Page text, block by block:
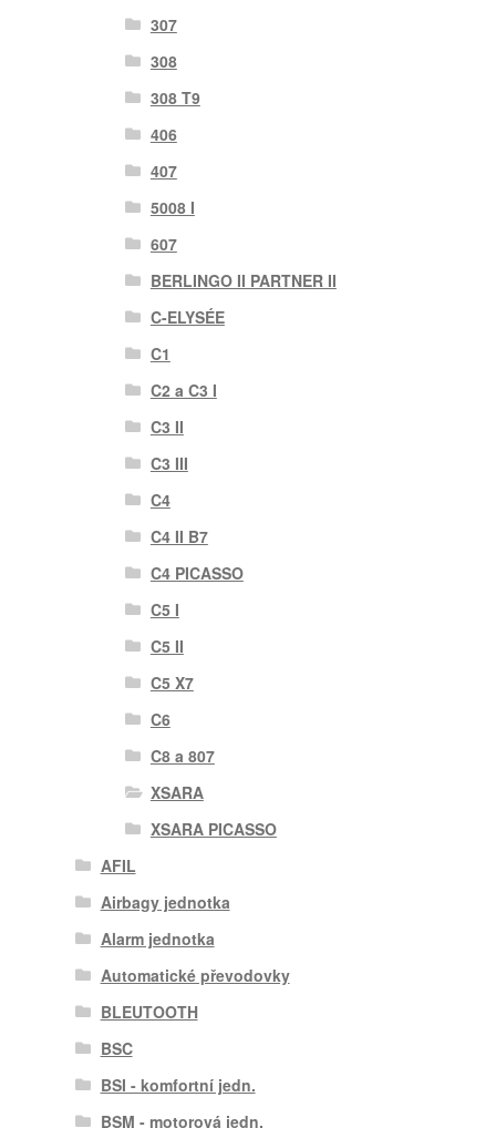
307
308
308 T9
406
407
5008 I
607
BERLINGO II PARTNER II
C-ELYSÉE
C1
C2 a C3 I
C3 II
C3 III
C4
C4 II B7
C4 PICASSO
C5 I
C5 II
C5 X7
C6
C8 a 807
XSARA
XSARA PICASSO
AFIL
Airbagy jednotka
Alarm jednotka
Automatické převodovky
BLEUTOOTH
BSC
BSI - komfortní jedn.
BSM - motorová jedn.